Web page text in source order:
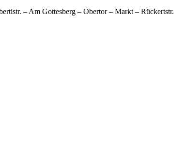
– Am Gottesberg – Obertor – Markt – Rückertstr.